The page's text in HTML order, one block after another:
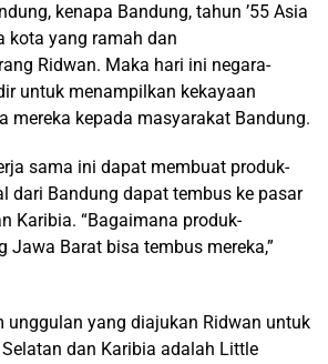
kenapa Bandung, tahun ’55 Asia
kota yang ramah dan
Ridwan. Maka hari ini negara-
untuk menampilkan kekayaan
mereka kepada masyarakat Bandung.
sama ini dapat membuat produk-
dari Bandung dapat tembus ke pasar
Karibia. “Bagaimana produk-
Jawa Barat bisa tembus mereka,”
unggulan yang diajukan Ridwan untuk
dan Karibia adalah Little